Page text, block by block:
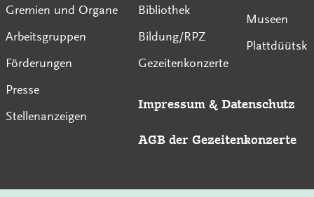
Gremien und Organe
Arbeitsgruppen
Förderungen
Presse
Stellenanzeigen
Bibliothek
Bildung/RPZ
Gezeitenkonzerte
Museen
Plattdüütsk
Impressum & Datenschutz
AGB der Gezeitenkonzerte